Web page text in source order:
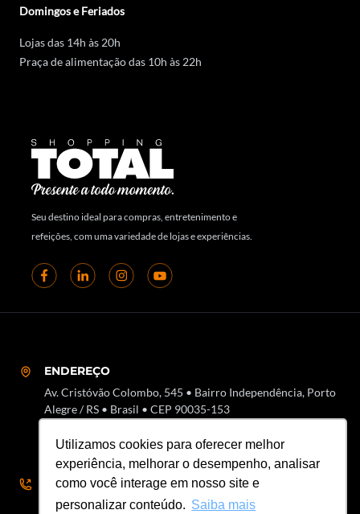
Utilizamos cookies para oferecer melhor
experiência, melhorar o desempenho, analisar
como você interage em nosso site e
personalizar conteúdo. Saiba mais
Domingos e Feriados
Lojas das 14h às 20h
Praça de alimentação das 10h às 22h
Seu destino ideal para compras, entretenimento e
refeições, com uma variedade de lojas e experiências.
ENDEREÇO
Av. Cristóvão Colombo, 545 • Bairro Independência, Porto
Alegre / RS • Brasil • CEP 90035-153
SAC
51 3018-7000 • SAC 51 3018-8000